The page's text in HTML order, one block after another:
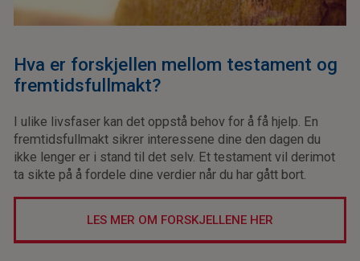
Hva er forskjellen mellom testament og
fremtidsfullmakt?
I ulike livsfaser kan det oppstå behov for å få hjelp. En
fremtidsfullmakt sikrer interessene dine den dagen du
ikke lenger er i stand til det selv. Et testament vil derimot
ta sikte på å fordele dine verdier når du har gått bort.
LES MER OM FORSKJELLENE HER